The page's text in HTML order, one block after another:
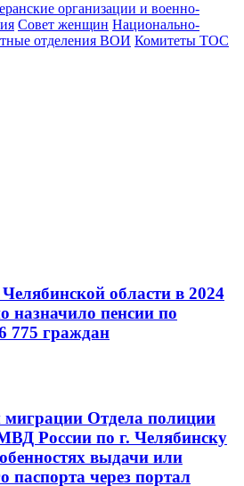
организации и военно-
Совет женщин Национально-
отделения ВОИ Комитеты ТОС
области в 2024
назначило пенсии по
775 граждан
миграции Отдела полиции
России по г. Челябинску
выдачи или
паспорта через портал